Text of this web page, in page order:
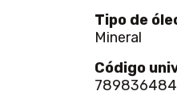
Tipo de
Mineral
Código